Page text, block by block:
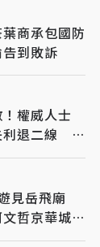
商承包國防
到敗訴
！權威人士
利退二線 鄭
見岳飛廟
哲京華城案